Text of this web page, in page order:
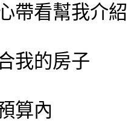
帶看幫我介紹
我的房子
算內